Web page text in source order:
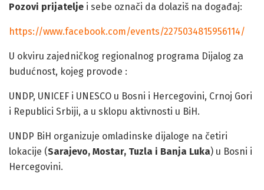
Pozovi prijatelje i sebe označi da dolaziš na događaj:
https://www.facebook.com/events/2275034815956114/
U okviru zajedničkog regionalnog programa Dijalog za
budućnost, kojeg provode :
UNDP, UNICEF i UNESCO u Bosni i Hercegovini, Crnoj Gori
i Republici Srbiji, a u sklopu aktivnosti u BiH.
UNDP BiH organizuje omladinske dijaloge na četiri
lokacije (Sarajevo, Mostar, Tuzla i Banja Luka) u Bosni i
Hercegovini.